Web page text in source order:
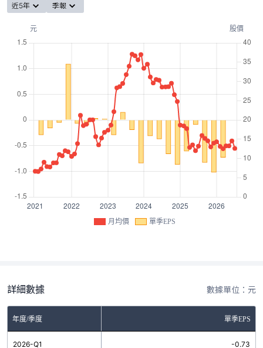
近5年 季報
月均價 單季EPS
詳細數據 數據單位：元
年度/季度 單季EPS
2026-Q1 -0.73